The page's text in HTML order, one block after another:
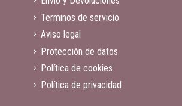
Terminos de servicio
Aviso legal
Protección de datos
Política de cookies
Política de privacidad